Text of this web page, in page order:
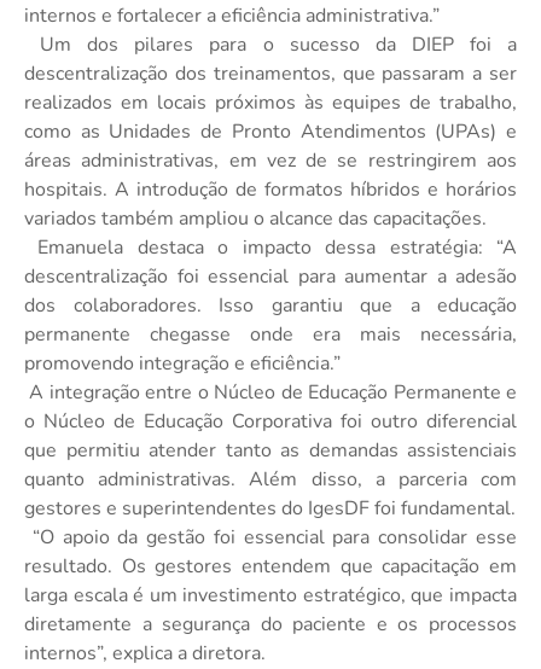
internos e fortalecer a eficiência administrativa.”
Um dos pilares para o sucesso da DIEP foi a
descentralização dos treinamentos, que passaram a ser
realizados em locais próximos às equipes de trabalho,
como as Unidades de Pronto Atendimentos (UPAs) e
áreas administrativas, em vez de se restringirem aos
hospitais. A introdução de formatos híbridos e horários
variados também ampliou o alcance das capacitações.
Emanuela destaca o impacto dessa estratégia: “A
descentralização foi essencial para aumentar a adesão
dos colaboradores. Isso garantiu que a educação
permanente chegasse onde era mais necessária,
promovendo integração e eficiência.”
A integração entre o Núcleo de Educação Permanente e
o Núcleo de Educação Corporativa foi outro diferencial
que permitiu atender tanto as demandas assistenciais
quanto administrativas. Além disso, a parceria com
gestores e superintendentes do IgesDF foi fundamental.
“O apoio da gestão foi essencial para consolidar esse
resultado. Os gestores entendem que capacitação em
larga escala é um investimento estratégico, que impacta
diretamente a segurança do paciente e os processos
internos”, explica a diretora.